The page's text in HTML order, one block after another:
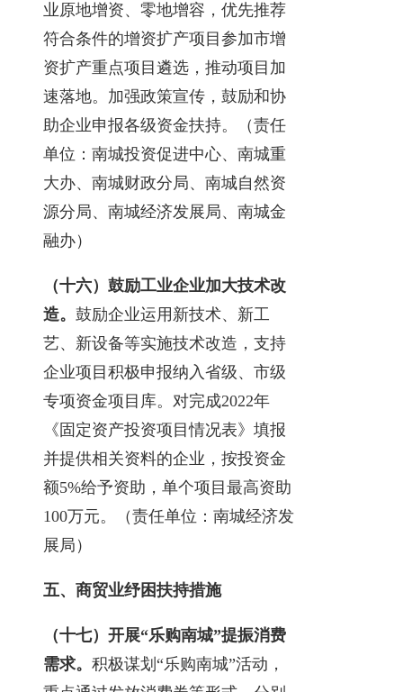
业原地增资、零地增容，优先推荐
符合条件的增资扩产项目参加市增
资扩产重点项目遴选，推动项目加
速落地。加强政策宣传，鼓励和协
助企业申报各级资金扶持。（责任
单位：南城投资促进中心、南城重
大办、南城财政分局、南城自然资
源分局、南城经济发展局、南城金
融办）
（十六）鼓励工业企业加大技术改
造。 鼓励企业运用新技术、新工
艺、新设备等实施技术改造，支持
企业项目积极申报纳入省级、市级
专项资金项目库。对完成2022年
《固定资产投资项目情况表》填报
并提供相关资料的企业，按投资金
额5%给予资助，单个项目最高资助
100万元。（责任单位：南城经济发
展局）
五、商贸业纾困扶持措施
（十七）开展“乐购南城”提振消费
需求。 积极谋划“乐购南城”活动，